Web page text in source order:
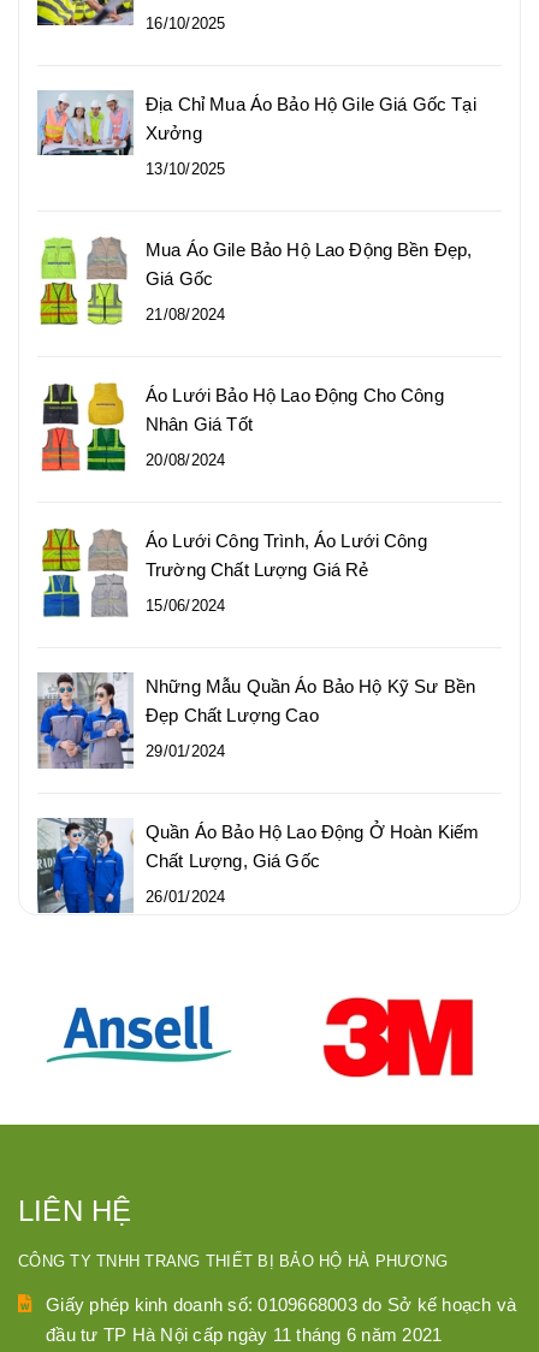
16/10/2025
Địa Chỉ Mua Áo Bảo Hộ Gile Giá Gốc Tại
Xưởng
13/10/2025
Mua Áo Gile Bảo Hộ Lao Động Bền Đẹp,
Giá Gốc
21/08/2024
Áo Lưới Bảo Hộ Lao Động Cho Công
Nhân Giá Tốt
20/08/2024
Áo Lưới Công Trình, Áo Lưới Công
Trường Chất Lượng Giá Rẻ
15/06/2024
Những Mẫu Quần Áo Bảo Hộ Kỹ Sư Bền
Đẹp Chất Lượng Cao
29/01/2024
Quần Áo Bảo Hộ Lao Động Ở Hoàn Kiếm
Chất Lượng, Giá Gốc
26/01/2024
LIÊN HỆ
CÔNG TY TNHH TRANG THIẾT BỊ BẢO HỘ HÀ PHƯƠNG
Giấy phép kinh doanh số: 0109668003 do Sở kế hoạch và
đầu tư TP Hà Nội cấp ngày 11 tháng 6 năm 2021